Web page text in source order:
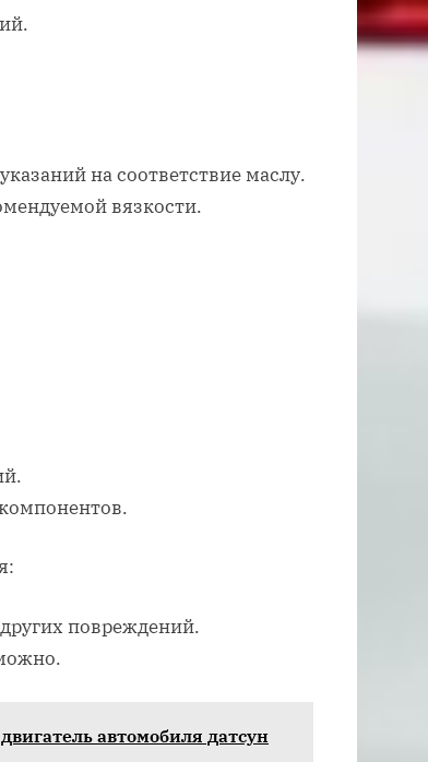
на соответствие маслу.
вязкости.
повреждений.
автомобиля датсун